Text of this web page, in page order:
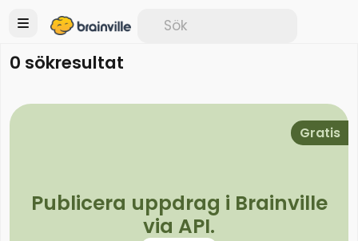
0 sökresultat
Gratis
Publicera uppdrag i Brainville
via API.